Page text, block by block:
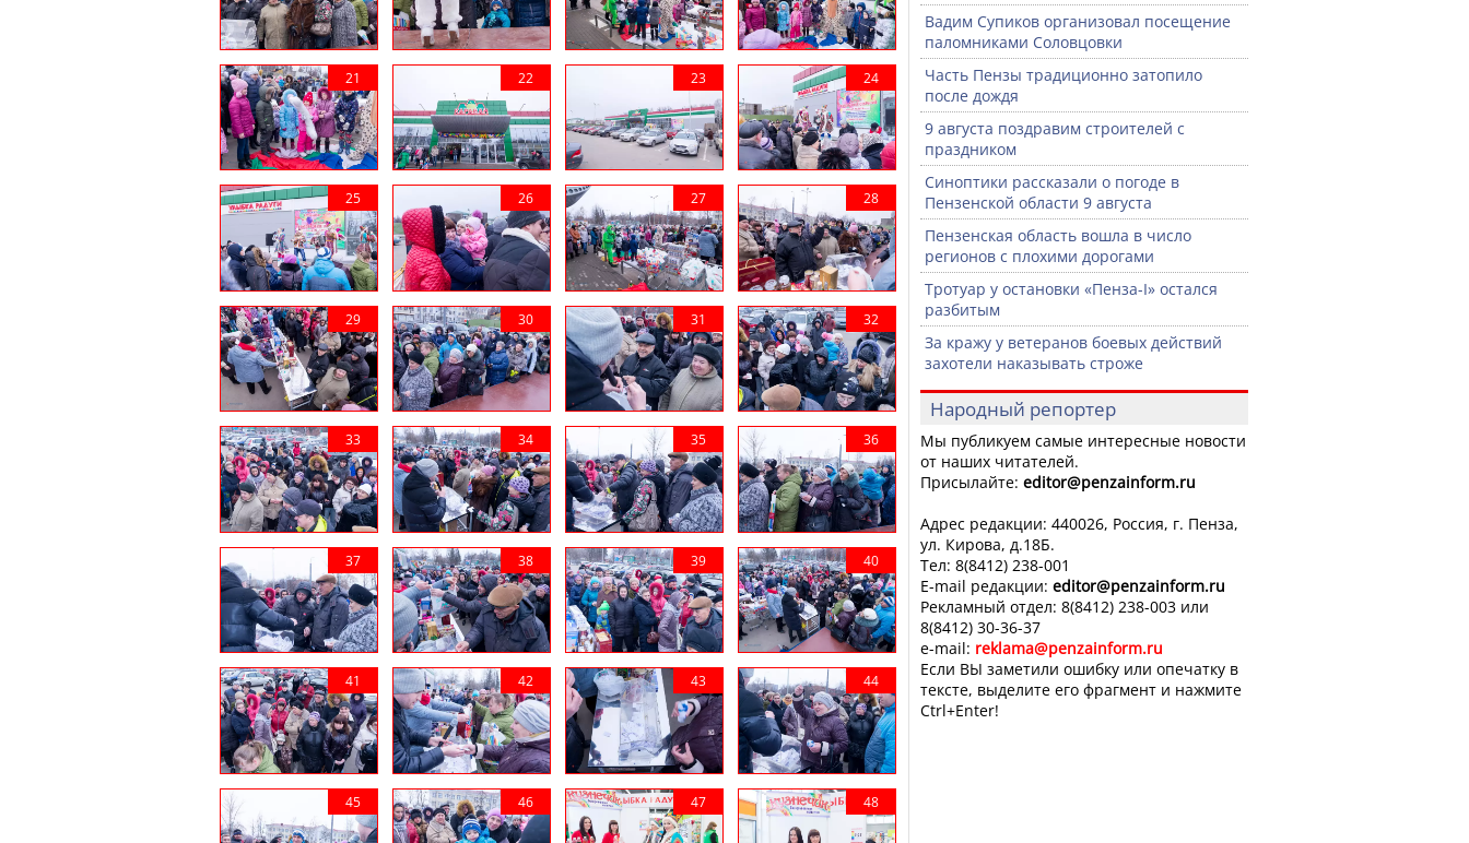
Вадим Супиков организовал посещение
паломниками Соловцовки
Часть Пензы традиционно затопило
после дождя
9 августа поздравим строителей с
праздником
Синоптики рассказали о погоде в
Пензенской области 9 августа
Пензенская область вошла в число
регионов с плохими дорогами
Тротуар у остановки «Пенза-I» остался
разбитым
За кражу у ветеранов боевых действий
захотели наказывать строже
Народный репортер
Мы публикуем самые интересные новости
от наших читателей.
Присылайте: editor@penzainform.ru
Адрес редакции: 440026, Россия, г. Пенза,
ул. Кирова, д.18Б.
Тел: 8(8412) 238-001
E-mail редакции: editor@penzainform.ru
Рекламный отдел: 8(8412) 238-003 или
8(8412) 30-36-37
e-mail: reklama@penzainform.ru
Если ВЫ заметили ошибку или опечатку в
тексте, выделите его фрагмент и нажмите
Ctrl+Enter!